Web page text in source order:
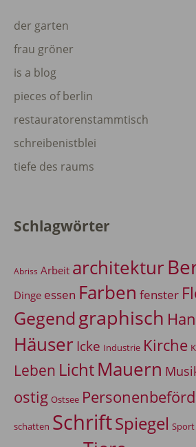
der garten
frau gröner
is a blog
pieces of berlin
restauratorenstammtisch
schreibenistblei
tiefe des raums
Schlagwörter
Abriss Arbeit architektur
Dinge essen Farben fenster
Gegendgraphisch
Häuser Icke Industrie Kirche
Leben LichtMauern
ostig Ostsee
schatten SchriftSpiegel Sport